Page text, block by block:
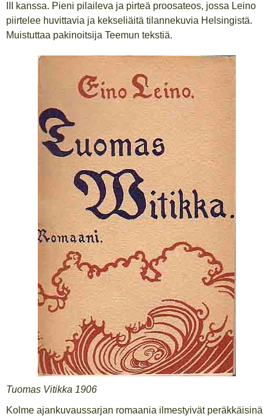
III kanssa. Pieni pilaileva ja pirteä proosateos, jossa Leino
piirtelee huvittavia ja kekseliäitä tilannekuvia Helsingistä.
Muistuttaa pakinoitsija Teemun tekstiä.
Tuomas Vitikka 1906
Kolme ajankuvaussarjan romaania ilmestyivät peräkkäisinä